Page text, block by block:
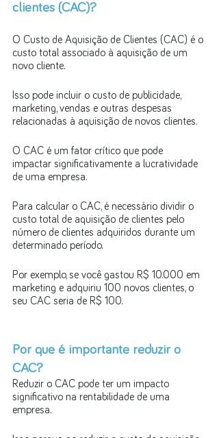
clientes (CAC)?
O Custo de Aquisição de Clientes (CAC) é o
custo total associado à aquisição de um
novo cliente.
Isso pode incluir o custo de publicidade,
marketing, vendas e outras despesas
relacionadas à aquisição de novos clientes.
O CAC é um fator crítico que pode
impactar significativamente a lucratividade
de uma empresa.
Para calcular o CAC, é necessário dividir o
custo total de aquisição de clientes pelo
número de clientes adquiridos durante um
determinado período.
Por exemplo, se você gastou R$ 10.000 em
marketing e adquiriu 100 novos clientes, o
seu CAC seria de R$ 100.
Por que é importante reduzir o
CAC?
Reduzir o CAC pode ter um impacto
significativo na rentabilidade de uma
empresa.